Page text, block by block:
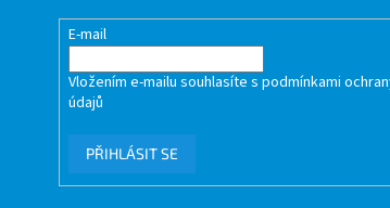
E-mail
Vložením e-mailu souhlasíte spodmínkami
údajů
PŘIHLÁSIT SE